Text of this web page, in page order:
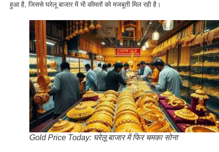
हुआ है, जिससे घरेलू बाजार में भी कीमतों को मजबूती मिल रही है।
Gold Price Today: घरेलू बाजार में फिर चमका सोना